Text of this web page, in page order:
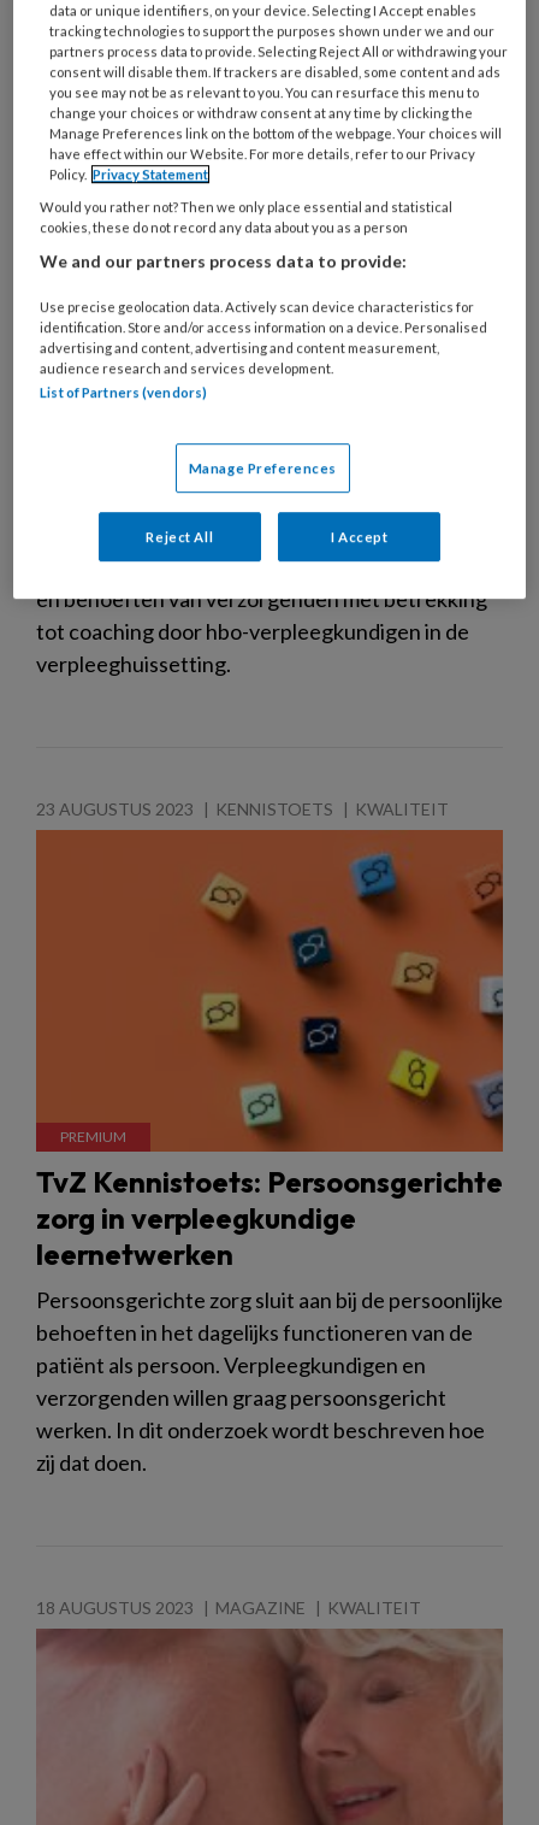
19 OKTOBER 2023 MAGAZINE OPLEIDING
Uitgelicht | Hbo-verpleegkundigen
die verzorgenden coachen
Verpleegkundigen onderzochten de ervaringen
en behoeften van verzorgenden met betrekking
tot coaching door hbo-verpleegkundigen in de
verpleeghuissetting.
23 AUGUSTUS 2023 KENNISTOETS KWALITEIT
TvZ Kennistoets: Persoonsgerichte
zorg in verpleegkundige
leernetwerken
Persoonsgerichte zorg sluit aan bij de persoonlijke
behoeften in het dagelijks functioneren van de
patiënt als persoon. Verpleegkundigen en
verzorgenden willen graag persoonsgericht
werken. In dit onderzoek wordt beschreven hoe
zij dat doen.
18 AUGUSTUS 2023 MAGAZINE KWALITEIT
data or unique identifiers, on your device. Selecting I Accept enables
tracking technologies to support the purposes shown under we and our
partners process data to provide. Selecting Reject All or withdrawing your
consent will disable them. If trackers are disabled, some content and ads
you see may not be as relevant to you. You can resurface this menu to
change your choices or withdraw consent at any time by clicking the
Manage Preferences link on the bottom of the webpage. Your choices will
have effect within our Website. For more details, refer to our Privacy
Policy. Privacy Statement
Would you rather not? Then we only place essential and statistical
cookies, these do not record any data about you as a person
We and our partners process data to provide:
Use precise geolocation data. Actively scan device characteristics for
identification. Store and/or access information on a device. Personalised
advertising and content, advertising and content measurement,
audience research and services development.
List of Partners (vendors)
Manage Preferences
Reject All I Accept